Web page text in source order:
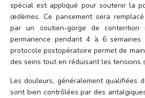
spécial est appliqué pour soutenir la
œdèmes. Ce pansement sera
par un soutien-gorge de contention
permanence pendant 4 à 6
protocole postopératoire permet de
des seins tout en réduisant les tensions
Les douleurs, généralement qualifiées
sont bien contrôlées par des